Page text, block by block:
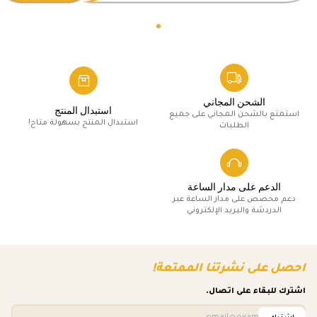
الشحن المجاني
استمتع بالشحن المجاني على جميع
الطلبات
استبدال المنتج
استبدال المنتج بسهولة متاح!
الدعم على مدار الساعة
دعم مخصص على مدار الساعة عبر
الدردشة والبريد الإلكتروني
احصل على نشرتنا الممتعة!
اشترك للبقاء على اتصال.